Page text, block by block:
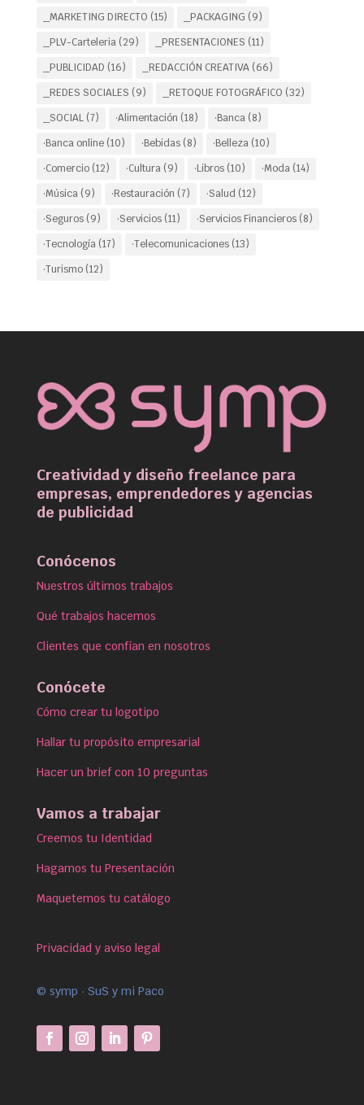
_MARKETING DIRECTO (15) _PACKAGING (9)
_PLV-Carteleria(29) _PRESENTACIONES (11)
_PUBLICIDAD (16) _REDACCIÓN CREATIVA(66)
_REDES SOCIALES (9) _RETOQUE FOTOGRÁFICO (32)
_SOCIAL(7) ·Alimentación (18) ·Banca(8)
·Banca online(10) ·Bebidas(8) ·Belleza(10)
·Comercio(12) ·Cultura(9) ·Libros(10) ·Moda(14)
·Música(9) ·Restauración (7) ·Salud (12)
·Seguros(9) ·Servicios(11) ·Servicios Financieros(8)
·Tecnología(17) ·Telecomunicaciones(13)
·Turismo(12)
Creatividad y diseño freelance para
empresas, emprendedores y agencias
de publicidad
Conócenos
Nuestros últimos trabajos
Qué trabajos hacemos
Clientes que confían en nosotros
Conócete
Cómo crear tu logotipo
Hallar tu propósito empresarial
Hacer un brief con 10 preguntas
Vamos a trabajar
Creemos tu Identidad
Hagamos tu Presentación
Maquetemos tu catálogo
Privacidad y aviso legal
© symp · SuS y mi Paco